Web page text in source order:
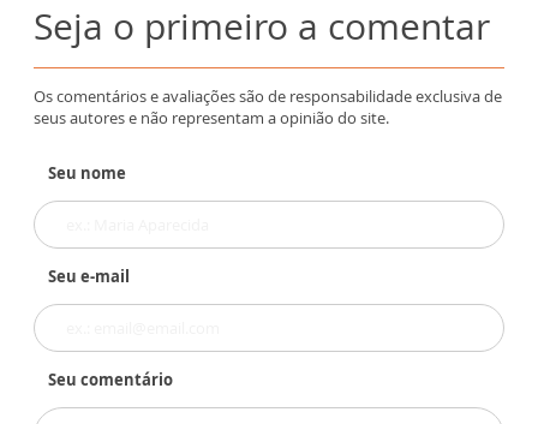
Seja o primeiro a comentar
Os comentários e avaliações são de responsabilidade exclusiva de
seus autores e não representam a opinião do site.
Seu nome
Seu e-mail
Seu comentário